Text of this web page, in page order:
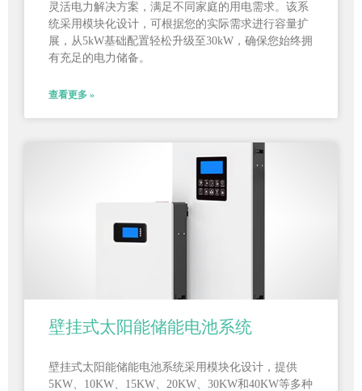
灵活电力解决方案，满足不同家庭的用电需求。该系
统采用模块化设计，可根据您的实际需求进行容量扩
展，从5kW基础配置轻松升级至30kW，确保您始终拥
有充足的电力储备。
查看更多 »
壁挂式太阳能储能电池系统
壁挂式太阳能储能电池系统采用模块化设计，提供
5KW、10KW、15KW、20KW、30KW和40KW等多种